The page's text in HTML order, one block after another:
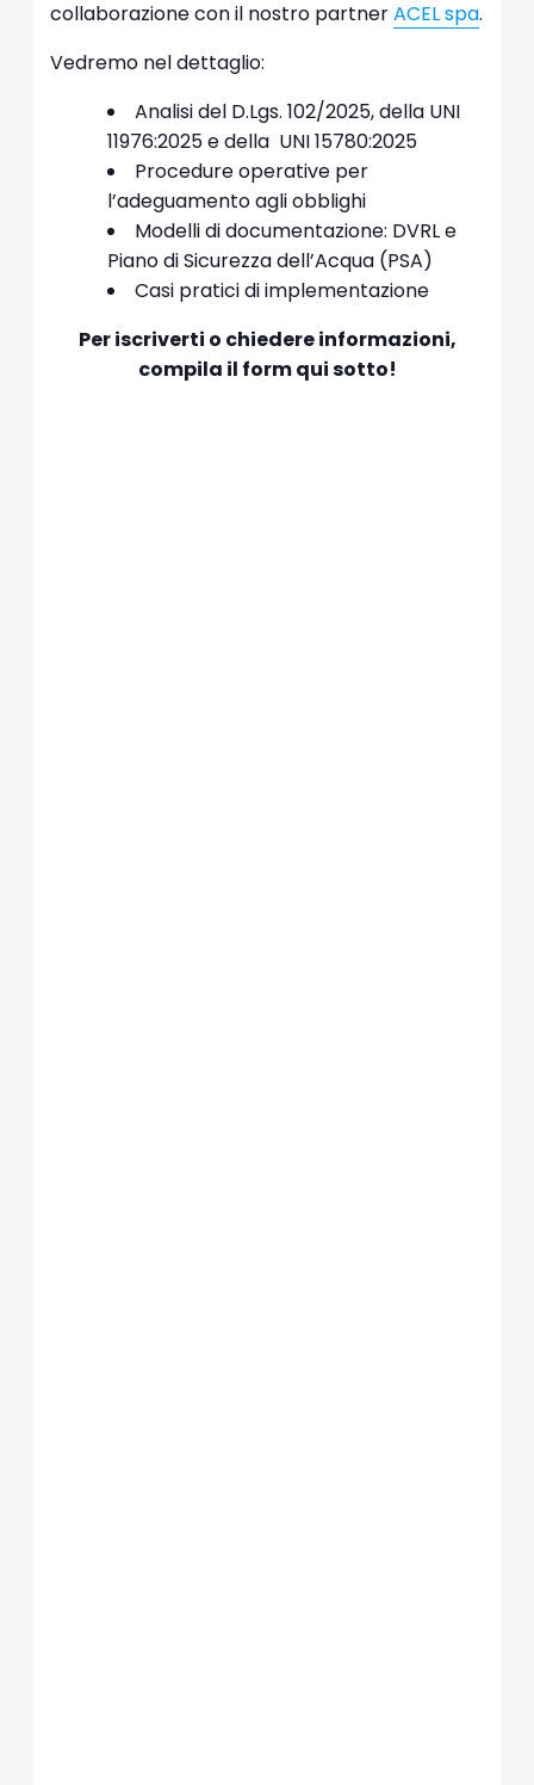
collaborazione con il nostro partnerACEL spa.
Vedremo nel dettaglio:
Analisi del D.Lgs. 102/2025, della UNI
11976:2025 e della UNI 15780:2025
Procedure operative per
l’adeguamento agli obblighi
Modelli di documentazione: DVRL e
Piano di Sicurezza dell’Acqua (PSA)
Casi pratici di implementazione
Per iscriverti o chiedere informazioni,
compila il form qui sotto!